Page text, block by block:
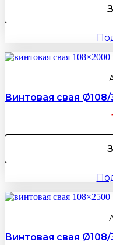
Винтовая свая
Винтовая свая